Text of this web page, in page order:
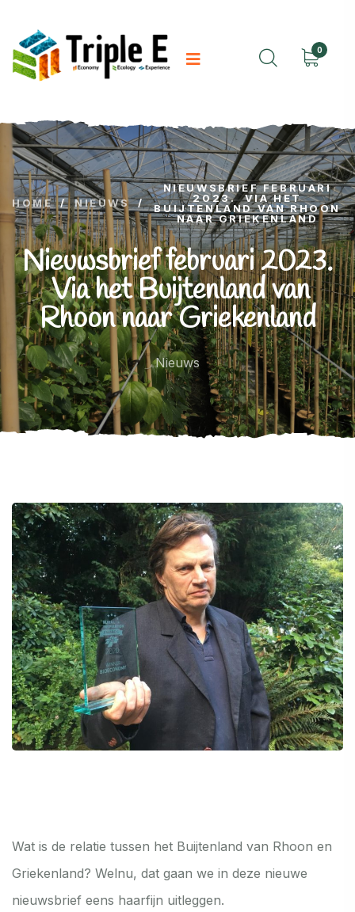
0
HOME / NIEUWS /
NIEUWSBRIEF FEBRUARI
2023. VIA HET
BUIJTENLAND VAN RHOON
NAAR GRIEKENLAND
Nieuwsbrief februari 2023.
Via het Buijtenland van
Rhoon naar Griekenland
Nieuws
Wat is de relatie tussen het Buijtenland van Rhoon en
Griekenland? Welnu, dat gaan we in deze nieuwe
nieuwsbrief eens haarfijn uitleggen.